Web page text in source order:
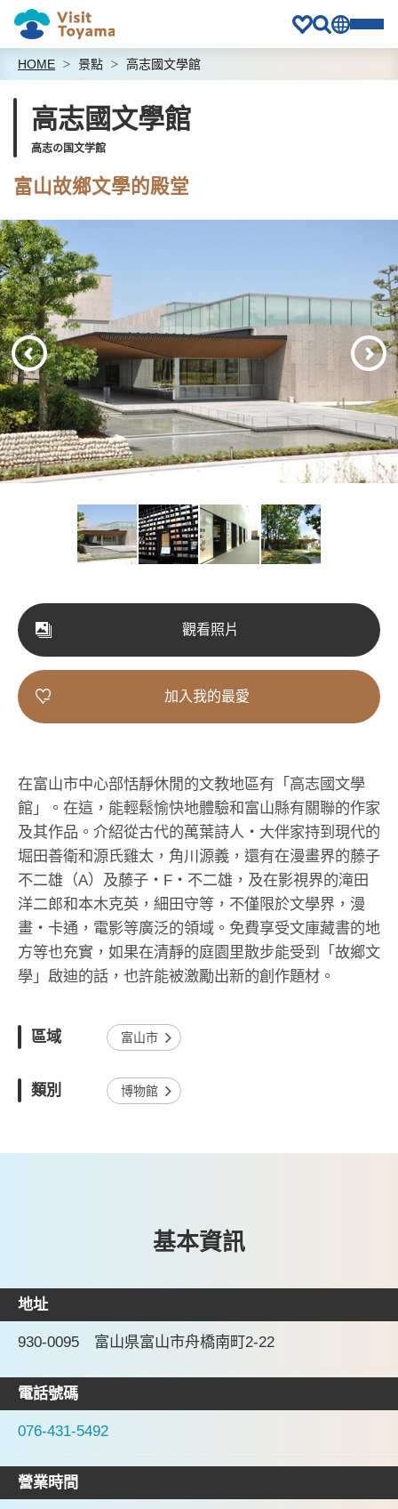
HOME 景點 高志國文學館
高志國文學館
高志の国文学館
富山故鄉文學的殿堂
觀看照片
加入我的最愛
在富山市中心部恬靜休閒的文教地區有「高志國文學
館」。在這，能輕鬆愉快地體驗和富山縣有關聯的作家
及其作品。介紹從古代的萬葉詩人・大伴家持到現代的
堀田善衛和源氏雞太，角川源義，還有在漫畫界的藤子
不二雄（A）及藤子・F・不二雄，及在影視界的滝田
洋二郎和本木克英，細田守等，不僅限於文學界，漫
畫・卡通，電影等廣泛的領域。免費享受文庫藏書的地
方等也充實，如果在清靜的庭園里散步能受到「故鄉文
學」啟迪的話，也許能被激勵出新的創作題材。
區域 富山市
類別 博物館
基本資訊
地址
930-0095 富山県富山市舟橋南町2-22
電話號碼
076-431-5492
營業時間